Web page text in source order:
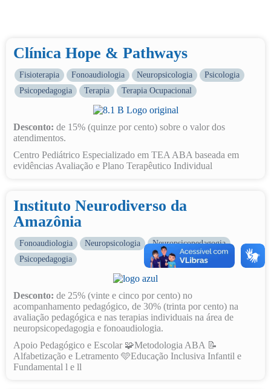
Clínica Hope & Pathways
Fisioterapia Fonoaudiologia Neuropsicologia
Psicologia
Psicopedagogia
Terapia Terapia Ocupacional
Desconto: de 15% (quinze por cento) sobre o valor dos
atendimentos.
Centro Pediátrico Especializado em TEA ABA baseada em
evidências Avaliação e Plano Terapêutico Individual
Instituto Neurodiverso da
Amazônia
Fonoaudiologia Neuropsicologia
Neuropsicopedagogia
Psicopedagogia
Desconto: de 25% (vinte e cinco por cento) no
acompanhamento pedagógico, de 30% (trinta por cento) na
avaliação pedagógica e nas terapias individuais na área de
neuropsicopedagogia e fonoaudiologia.
Apoio Pedagógico e Escolar 🧩Metodologia ABA 📝
Alfabetização e Letramento 🩵Educação Inclusiva Infantil e
Fundamental l e ll